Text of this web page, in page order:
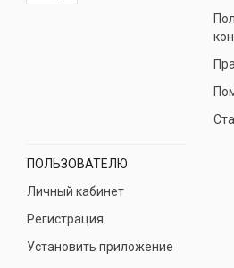
ПОЛЬЗОВАТЕЛЮ
Личный кабинет
Регистрация
Установить приложение